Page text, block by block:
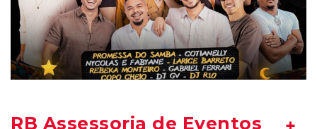
RB Assessoria de Eventos